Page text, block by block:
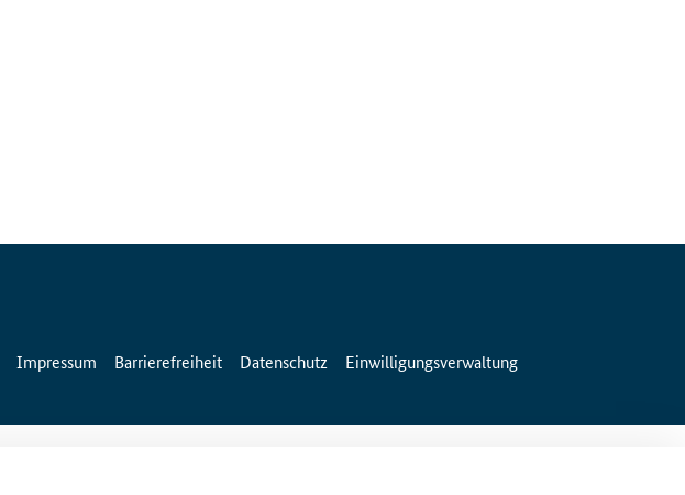
Impressum Barrierefreiheit Datenschutz Einwilligungsverwaltung